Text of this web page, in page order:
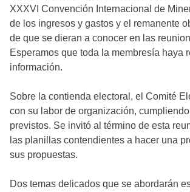
XXXVI Convención Internacional de
de los ingresos y gastos y el remanente
de que se dieran a conocer en las
Esperamos que toda la membresía haya
información.
Sobre la contienda electoral, el Comité
con su labor de organización,
previstos. Se invitó al término de esta
las planillas contendientes a hacer una
sus propuestas.
Dos temas delicados que se abordarán